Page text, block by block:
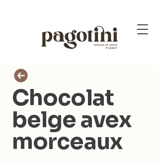
Chocolat
belge avex
morceaux